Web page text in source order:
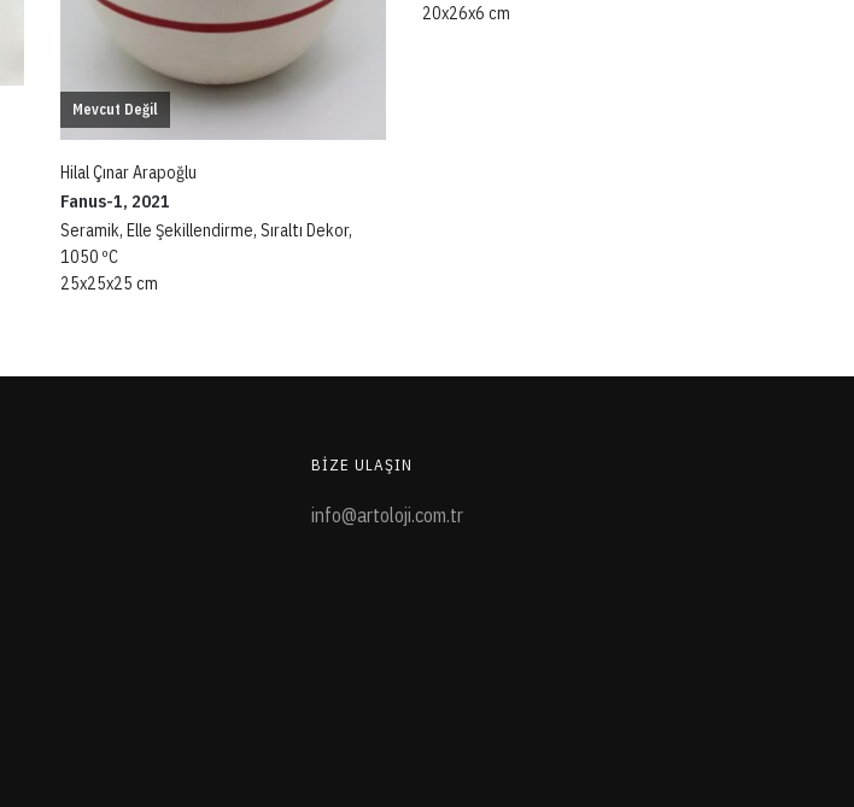
Mevcut Değil
Hilal Çınar Arapoğlu
Fanus-1, 2021
Seramik, Elle Şekillendirme, Sıraltı Dekor,
1050 ºC
25x25x25 cm
20x26x6 cm
BIZE ULAŞIN
info@artoloji.com.tr